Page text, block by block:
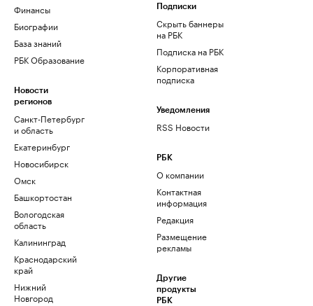
Финансы
Биографии
База знаний
РБК Образование
Новости
регионов
Санкт-Петербург
и область
Екатеринбург
Новосибирск
Омск
Башкортостан
Вологодская
область
Калининград
Краснодарский
край
Нижний
Новгород
Подписки
Скрыть баннеры
на РБК
Подписка на РБК
Корпоративная
подписка
Уведомления
RSS Новости
РБК
О компании
Контактная
информация
Редакция
Размещение
рекламы
Другие
продукты
РБК